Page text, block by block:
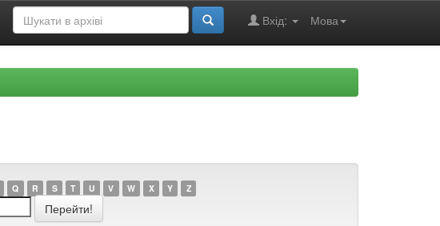
Мова
Вхід:
Q R S T U V W X Y Z